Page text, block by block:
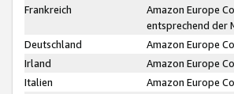
Frankreich
Amazon Europe
entsprechend der
Deutschland
Amazon Europe
Irland
Amazon Europe
Italien
Amazon Europe